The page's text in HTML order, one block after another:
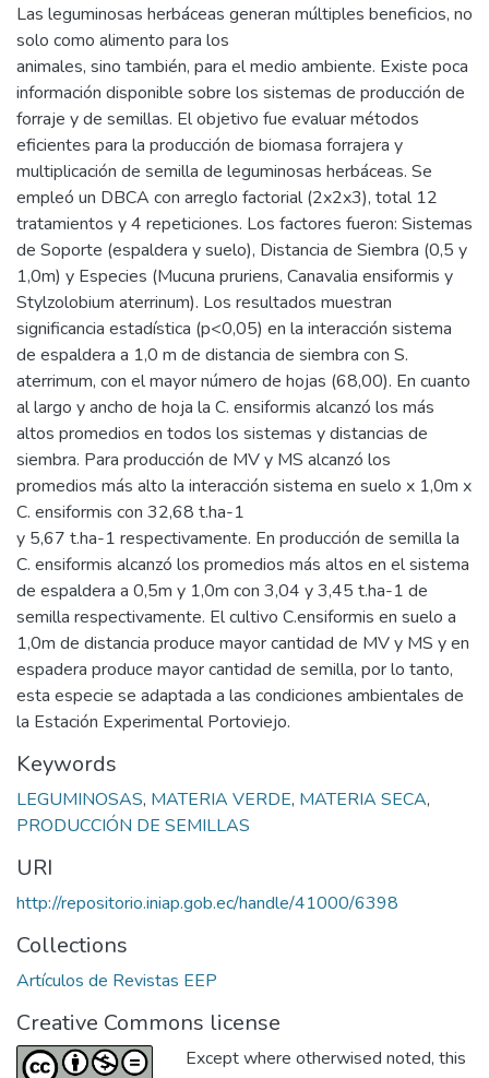
Las leguminosas herbáceas generan múltiples beneficios, no
solo como alimento para los
animales, sino también, para el medio ambiente. Existe poca
información disponible sobre los sistemas de producción de
forraje y de semillas. El objetivo fue evaluar métodos
eficientes para la producción de biomasa forrajera y
multiplicación de semilla de leguminosas herbáceas. Se
empleó un DBCA con arreglo factorial (2x2x3), total 12
tratamientos y 4 repeticiones. Los factores fueron: Sistemas
de Soporte (espaldera y suelo), Distancia de Siembra (0,5 y
1,0m) y Especies (Mucuna pruriens, Canavalia ensiformis y
Stylzolobium aterrinum). Los resultados muestran
significancia estadística (p<0,05) en la interacción sistema
de espaldera a 1,0 m de distancia de siembra con S.
aterrimum, con el mayor número de hojas (68,00). En cuanto
al largo y ancho de hoja la C. ensiformis alcanzó los más
altos promedios en todos los sistemas y distancias de
siembra. Para producción de MV y MS alcanzó los
promedios más alto la interacción sistema en suelo x 1,0m x
C. ensiformis con 32,68 t.ha-1
y 5,67 t.ha-1 respectivamente. En producción de semilla la
C. ensiformis alcanzó los promedios más altos en el sistema
de espaldera a 0,5m y 1,0m con 3,04 y 3,45 t.ha-1 de
semilla respectivamente. El cultivo C.ensiformis en suelo a
1,0m de distancia produce mayor cantidad de MV y MS y en
espadera produce mayor cantidad de semilla, por lo tanto,
esta especie se adaptada a las condiciones ambientales de
la Estación Experimental Portoviejo.
Keywords
LEGUMINOSAS, MATERIA VERDE, MATERIA SECA,
PRODUCCIÓN DE SEMILLAS
URI
http://repositorio.iniap.gob.ec/handle/41000/6398
Collections
Artículos de Revistas EEP
Creative Commons license
Except where otherwised noted, this